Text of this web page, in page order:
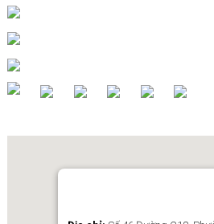
Phone : +84 28 2223 3833
CP : +84 909 808 353 (Mr Storky
Email : info@transportervn.com/